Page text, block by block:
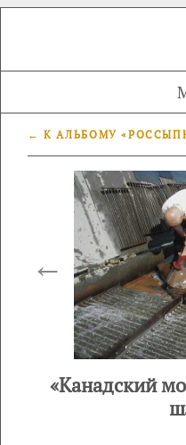
← К АЛЬБОМУ
←
«Канадский